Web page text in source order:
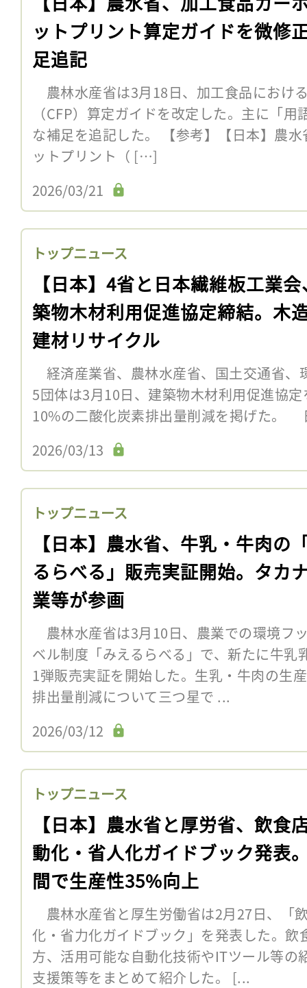
ットプリント算定ガイドを微修
足追記
農林水産省は3月18日、加工食品におけ
（CFP）算定ガイドを改定した。主に「
な補足を追記した。 【参考】【日本】農
ットプリント（ […]
2026/03/21
トップニュース
【日本】4省と日本繊維板工業
築物木材利用促進協定締結。木
建材リサイクル
経済産業省、農林水産省、国土交通省、
5団体は3月10日、建築物木材利用促進協
10%の二酸化炭素排出量削減を掲げた。
2026/03/13
トップニュース
【日本】農水省、牛乳・牛肉の
るらべる」販売実証開始。タカ
業等が参画
農林水産省は3月10日、農業での環境フ
ベル制度「みえるらべる」で、新たに牛乳
1弾販売実証を開始した。生乳・牛肉の生
排出量削減について三つ星で ...
2026/03/12
トップニュース
【日本】農水省と厚労省、飲食
動化・省人化ガイドブック発表
間で生産性35%向上
農林水産省と厚生労働省は2月27日、「
化・省力化ガイドブック」を発表した。飲
方、活用可能な自動化技術やITツール等の
支援策等をまとめて紹介した。 [...